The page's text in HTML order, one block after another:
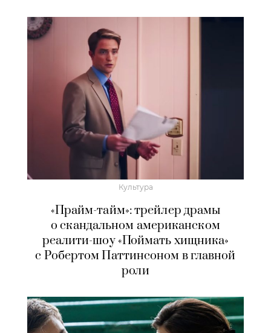
Культура
«Прайм-тайм»: трейлер драмы
о скандальном американском
реалити-шоу «Поймать хищника»
с Робертом Паттинсоном в главной
роли